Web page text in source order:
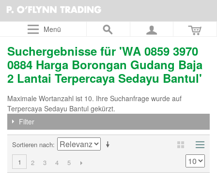
Menü
Suchergebnisse für 'WA 0859 3970
0884 Harga Borongan Gudang Baja
2 Lantai Terpercaya Sedayu Bantul'
Maximale Wortanzahl ist 10. Ihre Suchanfrage wurde auf
Terpercaya Sedayu Bantul gekürzt.
Filter
Sortieren nach
1
2 3 4 5